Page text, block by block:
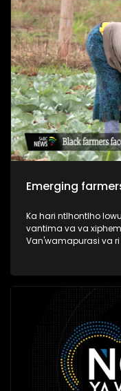
Emerging
Ka hari ntlhontlho
vantima va va
Van'wamapurasi va